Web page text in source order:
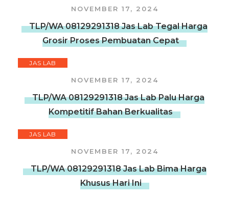
NOVEMBER 17, 2024
TLP/WA 08129291318 Jas Lab Tegal Harga
Grosir Proses Pembuatan Cepat
JAS LAB
NOVEMBER 17, 2024
TLP/WA 08129291318 Jas Lab Palu Harga
Kompetitif Bahan Berkualitas
JAS LAB
NOVEMBER 17, 2024
TLP/WA 08129291318 Jas Lab Bima Harga
Khusus Hari Ini